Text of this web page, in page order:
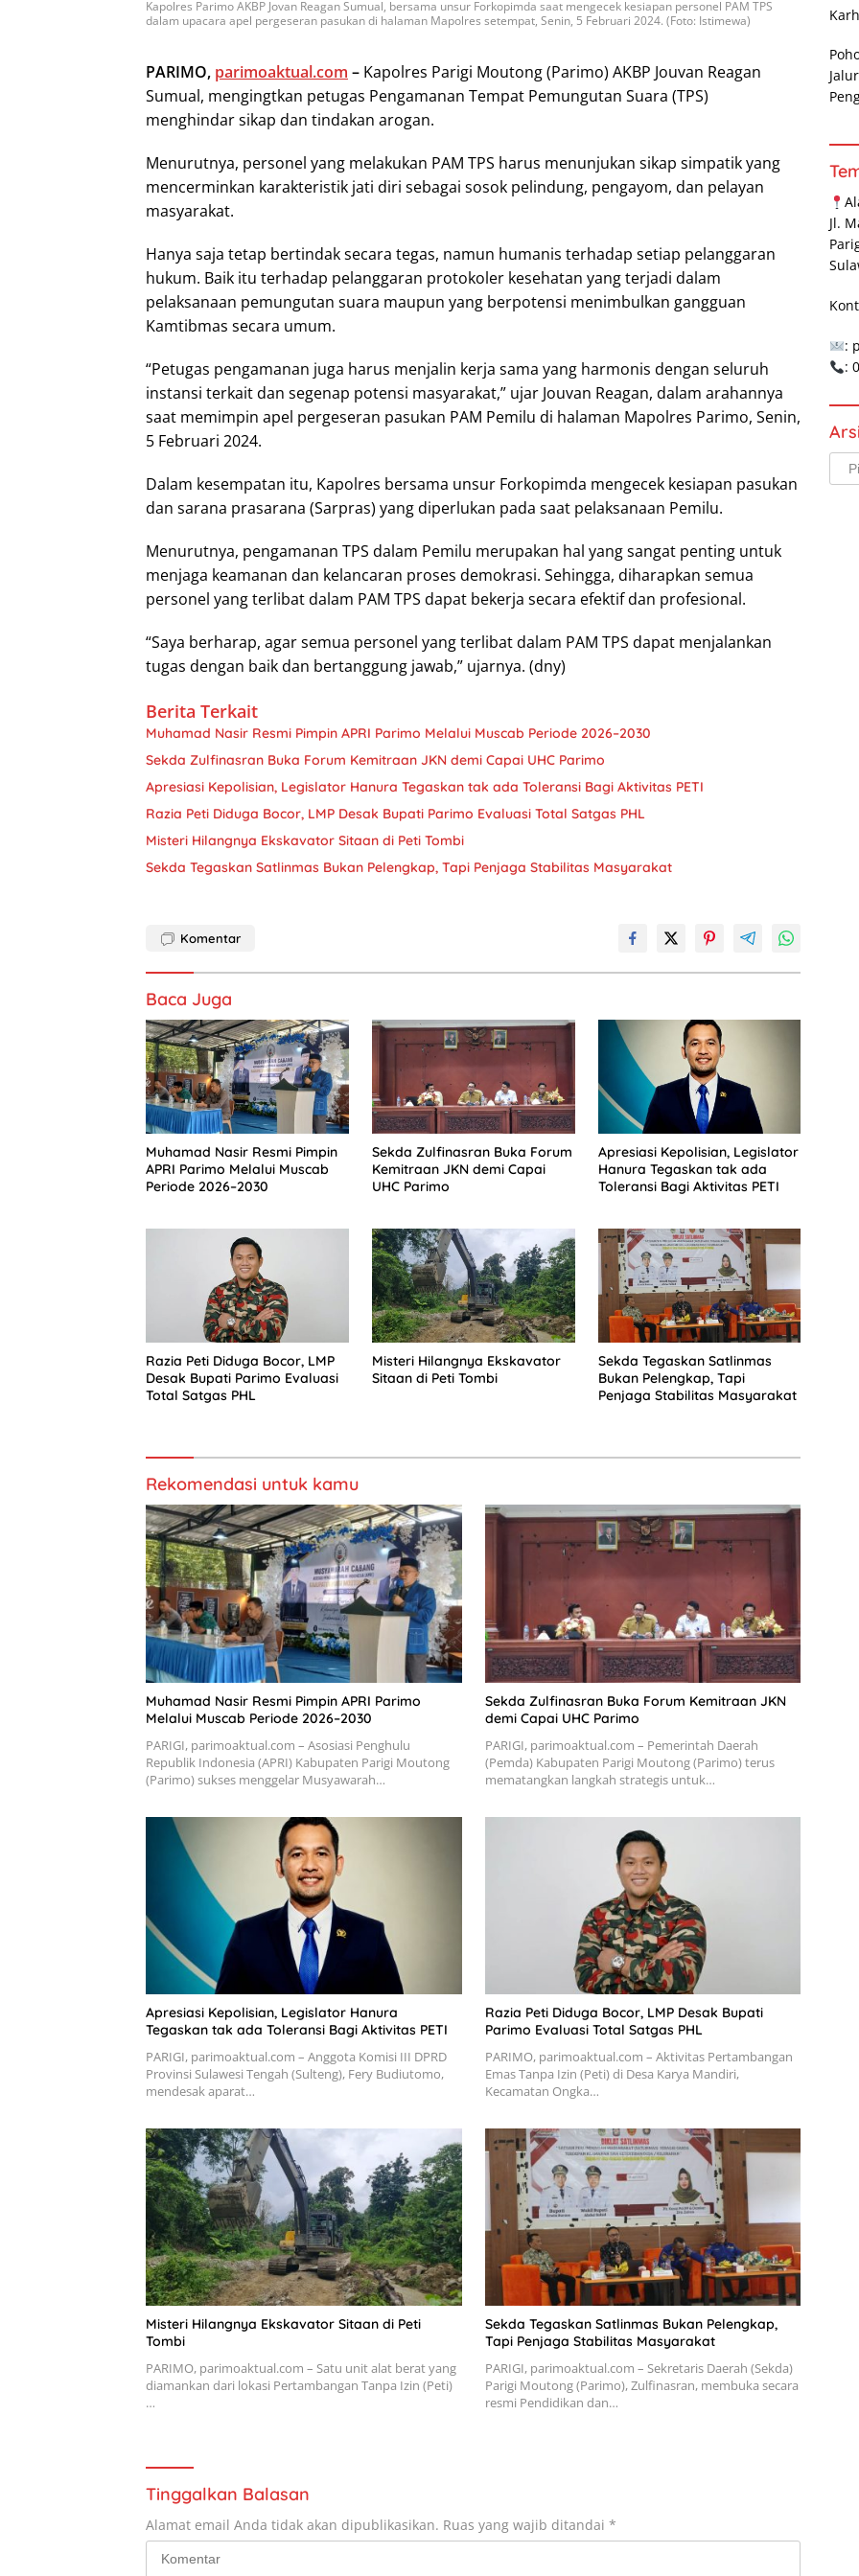
Kapolres Parimo AKBP Jovan Reagan Sumual, bersama unsur Forkopimda saat mengecek kesiapan personel PAM TPS
dalam upacara apel pergeseran pasukan di halaman Mapolres setempat, Senin, 5 Februari 2024. (Foto: Istimewa)
PARIMO, parimoaktual.com – Kapolres Parigi Moutong (Parimo) AKBP Jouvan Reagan
Sumual, mengingtkan petugas Pengamanan Tempat Pemungutan Suara (TPS)
menghindar sikap dan tindakan arogan.
Menurutnya, personel yang melakukan PAM TPS harus menunjukan sikap simpatik yang
mencerminkan karakteristik jati diri sebagai sosok pelindung, pengayom, dan pelayan
masyarakat.
Hanya saja tetap bertindak secara tegas, namun humanis terhadap setiap pelanggaran
hukum. Baik itu terhadap pelanggaran protokoler kesehatan yang terjadi dalam
pelaksanaan pemungutan suara maupun yang berpotensi menimbulkan gangguan
Kamtibmas secara umum.
“Petugas pengamanan juga harus menjalin kerja sama yang harmonis dengan seluruh
instansi terkait dan segenap potensi masyarakat,” ujar Jouvan Reagan, dalam arahannya
saat memimpin apel pergeseran pasukan PAM Pemilu di halaman Mapolres Parimo, Senin,
5 Februari 2024.
Dalam kesempatan itu, Kapolres bersama unsur Forkopimda mengecek kesiapan pasukan
dan sarana prasarana (Sarpras) yang diperlukan pada saat pelaksanaan Pemilu.
Menurutnya, pengamanan TPS dalam Pemilu merupakan hal yang sangat penting untuk
menjaga keamanan dan kelancaran proses demokrasi. Sehingga, diharapkan semua
personel yang terlibat dalam PAM TPS dapat bekerja secara efektif dan profesional.
“Saya berharap, agar semua personel yang terlibat dalam PAM TPS dapat menjalankan
tugas dengan baik dan bertanggung jawab,” ujarnya. (dny)
Berita Terkait
Muhamad Nasir Resmi Pimpin APRI Parimo Melalui Muscab Periode 2026–2030
Sekda Zulfinasran Buka Forum Kemitraan JKN demi Capai UHC Parimo
Apresiasi Kepolisian, Legislator Hanura Tegaskan tak ada Toleransi Bagi Aktivitas PETI
Razia Peti Diduga Bocor, LMP Desak Bupati Parimo Evaluasi Total Satgas PHL
Misteri Hilangnya Ekskavator Sitaan di Peti Tombi
Sekda Tegaskan Satlinmas Bukan Pelengkap, Tapi Penjaga Stabilitas Masyarakat
Komentar
Baca Juga
Muhamad Nasir Resmi Pimpin
APRI Parimo Melalui Muscab
Periode 2026–2030
Sekda Zulfinasran Buka Forum
Kemitraan JKN demi Capai
UHC Parimo
Apresiasi Kepolisian, Legislator
Hanura Tegaskan tak ada
Toleransi Bagi Aktivitas PETI
Razia Peti Diduga Bocor, LMP
Desak Bupati Parimo Evaluasi
Total Satgas PHL
Misteri Hilangnya Ekskavator
Sitaan di Peti Tombi
Sekda Tegaskan Satlinmas
Bukan Pelengkap, Tapi
Penjaga Stabilitas Masyarakat
Rekomendasi untuk kamu
Muhamad Nasir Resmi Pimpin APRI Parimo
Melalui Muscab Periode 2026–2030
PARIGI, parimoaktual.com – Asosiasi Penghulu
Republik Indonesia (APRI) Kabupaten Parigi Moutong
(Parimo) sukses menggelar Musyawarah…
Sekda Zulfinasran Buka Forum Kemitraan JKN
demi Capai UHC Parimo
PARIGI, parimoaktual.com – Pemerintah Daerah
(Pemda) Kabupaten Parigi Moutong (Parimo) terus
mematangkan langkah strategis untuk…
Apresiasi Kepolisian, Legislator Hanura
Tegaskan tak ada Toleransi Bagi Aktivitas PETI
PARIGI, parimoaktual.com – Anggota Komisi III DPRD
Provinsi Sulawesi Tengah (Sulteng), Fery Budiutomo,
mendesak aparat…
Razia Peti Diduga Bocor, LMP Desak Bupati
Parimo Evaluasi Total Satgas PHL
PARIMO, parimoaktual.com – Aktivitas Pertambangan
Emas Tanpa Izin (Peti) di Desa Karya Mandiri,
Kecamatan Ongka…
Misteri Hilangnya Ekskavator Sitaan di Peti
Tombi
PARIMO, parimoaktual.com – Satu unit alat berat yang
diamankan dari lokasi Pertambangan Tanpa Izin (Peti)
…
Sekda Tegaskan Satlinmas Bukan Pelengkap,
Tapi Penjaga Stabilitas Masyarakat
PARIGI, parimoaktual.com – Sekretaris Daerah (Sekda)
Parigi Moutong (Parimo), Zulfinasran, membuka secara
resmi Pendidikan dan…
Tinggalkan Balasan
Alamat email Anda tidak akan dipublikasikan. Ruas yang wajib ditandai *
Jl.
:
: